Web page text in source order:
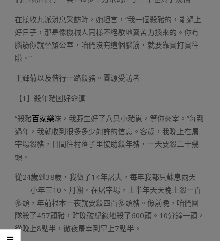
在接收九派消息采訪時，她坦言，“我一個殺豬的，能過上
好日子，那是像機械人同樣不絕歇地賣苦力換來的。你有
腦筋你就坐辦公室，咱們沒有這個腦筋，就要靠實打實往
賺。”
王輝菊以及偕行一路殺豬。圖源受訪者
【1】殺年豬圖好命運
“殺豬百家樂妹，我野生好了八只小豬崽，等你來宰。”每到
過年，我就收到很多多少如許的信息。客歲，我晚上在屠
宰場殺豬，日間往村落子里協助殺年豬，一天要殺二十幾
頭。
從24歲到38歲，我做了14年屠夫，每年我都只蘇息兩天
——小年三10、月朔。在屠宰場，上半年天天晚上殺一百
多頭，年前根本一夜就要殺四百多頭豬。像前晚，咱們團
隊殺了457頭豬，昨晚破紀錄地殺了600頭。10分鐘一頭，
從晚上8點半，徹夜屠宰到早上7點半。